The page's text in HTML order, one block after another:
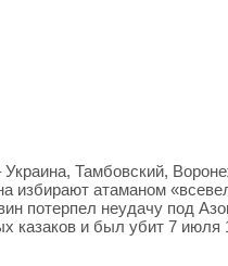
Тамбовский,
избирают атаманом
потерпел неудачу под
казаков и был убит 7 июля